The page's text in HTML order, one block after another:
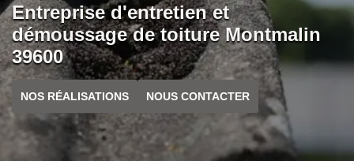
Entreprise d'entretien et
démoussage de toiture Montmalin
39600
NOS RÉALISATIONS NOUS CONTACTER